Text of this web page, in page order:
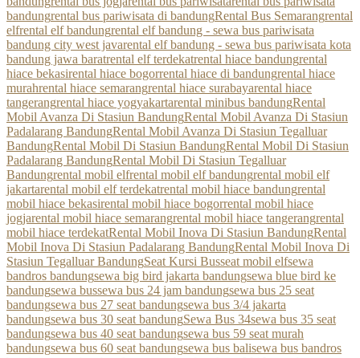
bandungrental bus pariwisata di bandungRental Bus Semarangrental
elfrental elf bandungrental elf bandung - sewa bus pariwisata
bandung city west javarental elf bandung - sewa bus pariwisata kota
bandung jawa baratrental elf terdekatrental hiace bandungrental
hiace bekasirental hiace bogorrental hiace di bandungrental hiace
murahrental hiace semarangrental hiace surabayarental hiace
tangerangrental hiace yogyakartarental minibus bandungRental
Mobil Avanza Di Stasiun BandungRental Mobil Avanza Di Stasiun
Padalarang BandungRental Mobil Avanza Di Stasiun Tegalluar
BandungRental Mobil Di Stasiun BandungRental Mobil Di Stasiun
Padalarang BandungRental Mobil Di Stasiun Tegalluar
Bandungrental mobil elfrental mobil elf bandungrental mobil elf
jakartarental mobil elf terdekatrental mobil hiace bandungrental
mobil hiace bekasirental mobil hiace bogorrental mobil hiace
jogjarental mobil hiace semarangrental mobil hiace tangerangrental
mobil hiace terdekatRental Mobil Inova Di Stasiun BandungRental
Mobil Inova Di Stasiun Padalarang BandungRental Mobil Inova Di
Stasiun Tegalluar BandungSeat Kursi Busseat mobil elfsewa
bandros bandungsewa big bird jakarta bandungsewa blue bird ke
bandungsewa bussewa bus 24 jam bandungsewa bus 25 seat
bandungsewa bus 27 seat bandungsewa bus 3/4 jakarta
bandungsewa bus 30 seat bandungSewa Bus 34sewa bus 35 seat
bandungsewa bus 40 seat bandungsewa bus 59 seat murah
bandungsewa bus 60 seat bandungsewa bus balisewa bus bandros